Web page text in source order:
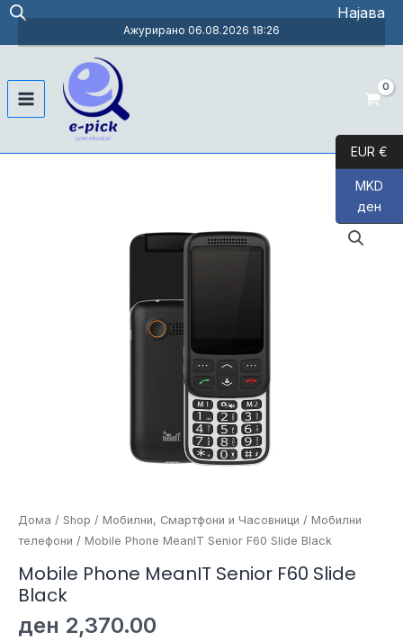
Skip
content
Најава
Ажурирано 06.08.2026 18:26
Main
Дома / Shop / Мобилни, Смартфони и Часовници / Мобилни
телефони / Mobile Phone MeanIT Senior F60 Slide Black
Mobile Phone MeanIT Senior F60 Slide
Black
ден 2,370.00
EUR €
MKD
ден